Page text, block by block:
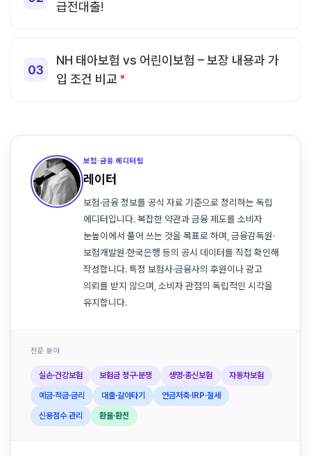
급전대출!
NH 태아보험 vs 어린이보험 – 보장 내용과 가
입 조건 비교
보험·금융 에디터팀
레이터
보험·금융 정보를 공식 자료 기준으로 정리하는 독립
에디터입니다. 복잡한 약관과 금융 제도를 소비자
눈높이에서 풀어 쓰는 것을 목표로 하며, 금융감독원·
보험개발원·한국은행 등의 공시 데이터를 직접 확인해
작성합니다. 특정 보험사·금융사의 후원이나 광고
의뢰를 받지 않으며, 소비자 관점의 독립적인 시각을
유지합니다.
전문 분야
실손·건강보험 보험금 청구·분쟁 생명·종신보험 자동차보험
예금·적금·금리 대출·갈아타기 연금저축·IRP·절세
신용점수 관리 환율·환전